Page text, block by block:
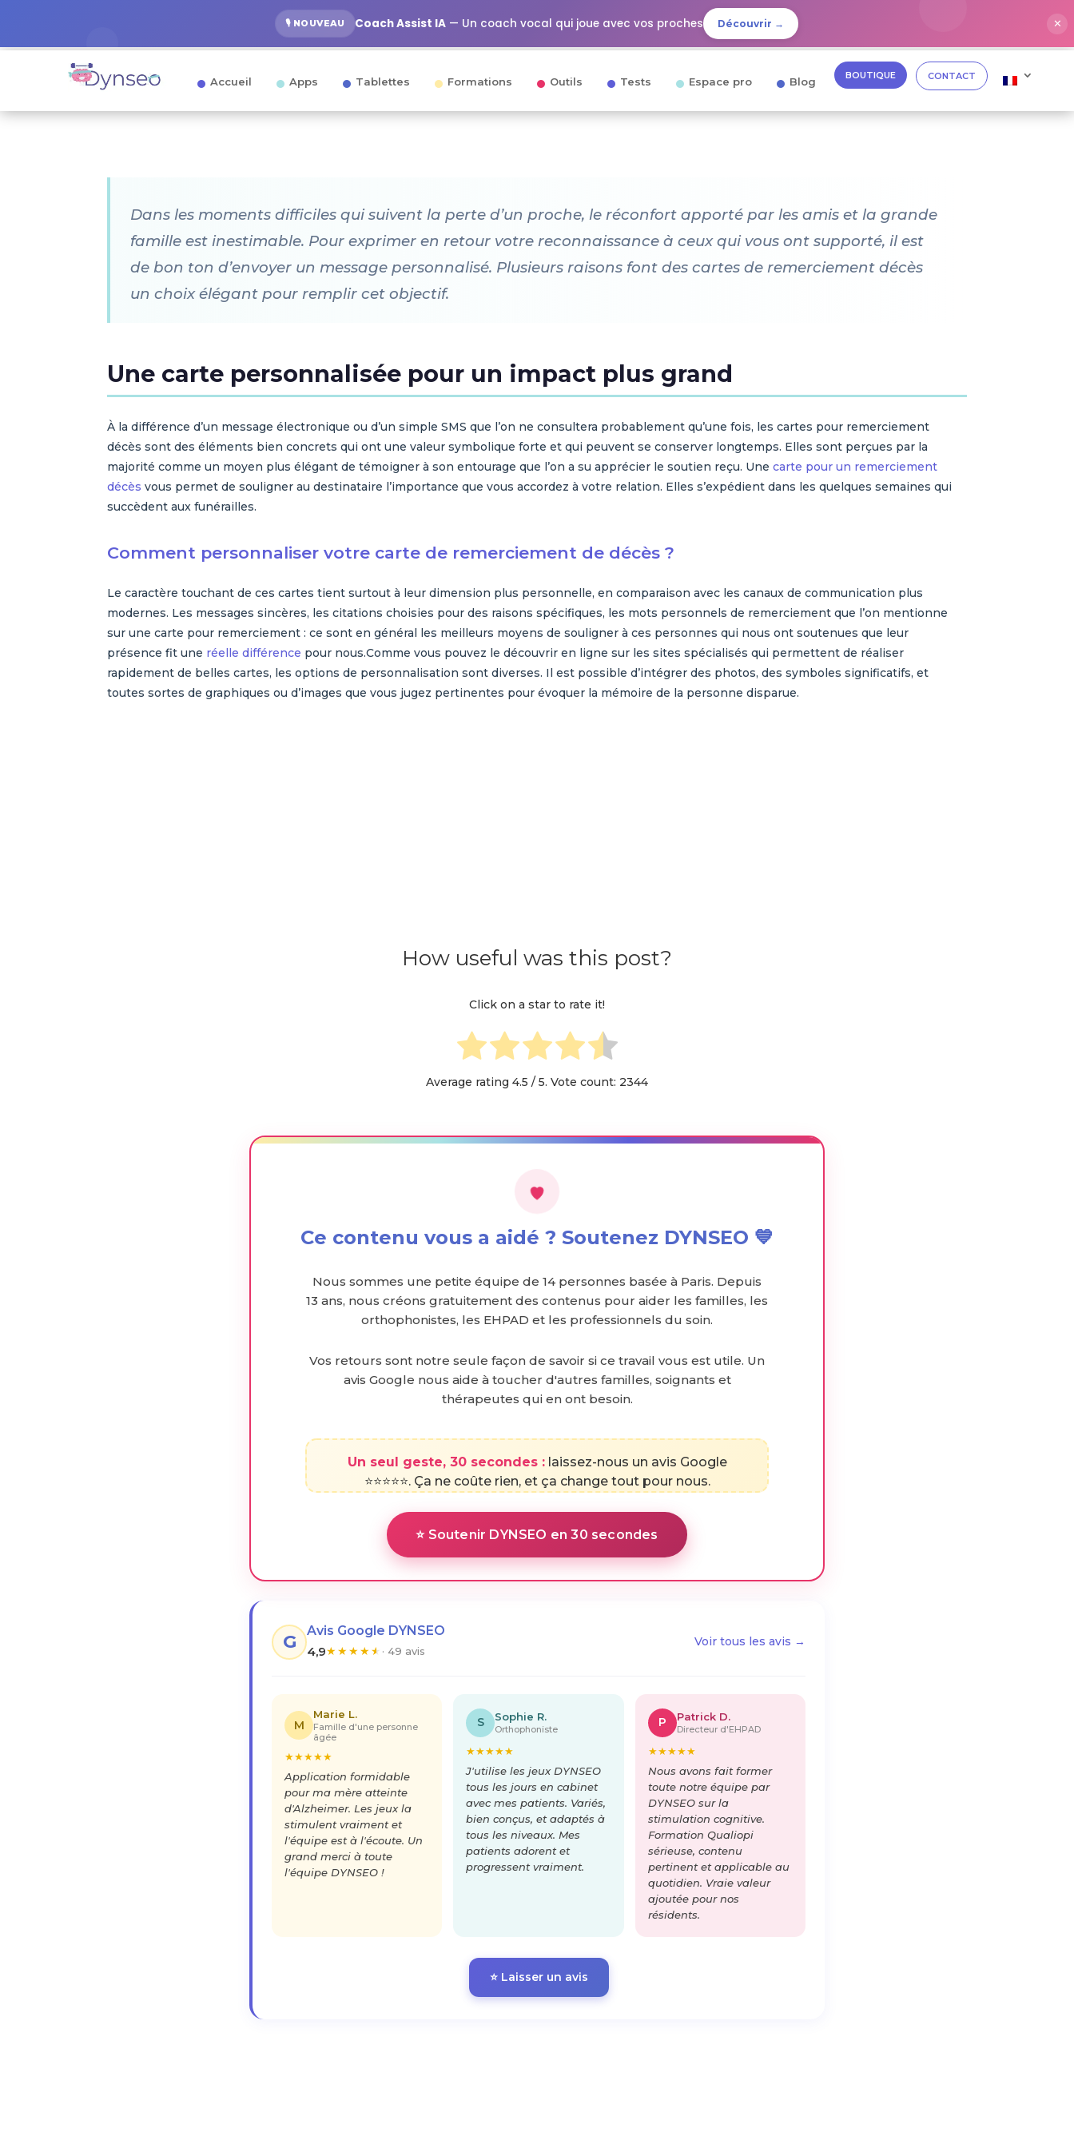
🎙️ NOUVEAU Coach Assist IA— Un coach vocal qui joue avec vos proches Découvrir → ✕
Accueil Apps Tablettes Formations Outils Tests Espace pro Blog BOUTIQUE CONTACT
Dans les moments difficiles qui suivent la perte d’un proche, le réconfort apporté par les amis et la grande
famille est inestimable. Pour exprimer en retour votre reconnaissance à ceux qui vous ont supporté, il est
de bon ton d’envoyer un message personnalisé. Plusieurs raisons font des cartes de remerciement décès
un choix élégant pour remplir cet objectif.
Une carte personnalisée pour un impact plus grand
À la différence d’un message électronique ou d’un simple SMS que l’on ne consultera probablement qu’une fois, les cartes pour remerciement
décès sont des éléments bien concrets qui ont une valeur symbolique forte et qui peuvent se conserver longtemps. Elles sont perçues par la
majorité comme un moyen plus élégant de témoigner à son entourage que l’on a su apprécier le soutien reçu. Unecarte pour un remerciement
décès vous permet de souligner au destinataire l’importance que vous accordez à votre relation. Elles s’expédient dans les quelques semaines qui
succèdent aux funérailles.
Comment personnaliser votre carte de remerciement de décès ?
Le caractère touchant de ces cartes tient surtout à leur dimension plus personnelle, en comparaison avec les canaux de communication plus
modernes. Les messages sincères, les citations choisies pour des raisons spécifiques, les mots personnels de remerciement que l’on mentionne
sur une carte pour remerciement : ce sont en général les meilleurs moyens de souligner à ces personnes qui nous ont soutenues que leur
présence fit une réelle différence pour nous.Comme vous pouvez le découvrir en ligne sur les sites spécialisés qui permettent de réaliser
rapidement de belles cartes, les options de personnalisation sont diverses. Il est possible d’intégrer des photos, des symboles significatifs, et
toutes sortes de graphiques ou d’images que vous jugez pertinentes pour évoquer la mémoire de la personne disparue.
How useful was this post?
Click on a star to rate it!
Average rating 4.5 / 5. Vote count: 2344
Ce contenu vous a aidé ? Soutenez DYNSEO 💙
Nous sommes une petite équipe de 14 personnes basée à Paris. Depuis
13 ans, nous créons gratuitement des contenus pour aider les familles, les
orthophonistes, les EHPAD et les professionnels du soin.
Vos retours sont notre seule façon de savoir si ce travail vous est utile. Un
avis Google nous aide à toucher d'autres familles, soignants et
thérapeutes qui en ont besoin.
Un seul geste, 30 secondes :laissez-nous un avis Google
⭐⭐⭐⭐⭐. Ça ne coûte rien, et ça change tout pour nous.
⭐ Soutenir DYNSEO en 30 secondes
G
Avis Google DYNSEO
4,9★★★★★ · 49 avis
Voir tous les avis →
M
Marie L.
Famille d'une personne
âgée
★★★★★
Application formidable
pour ma mère atteinte
d'Alzheimer. Les jeux la
stimulent vraiment et
l'équipe est à l'écoute. Un
grand merci à toute
l'équipe DYNSEO !
S Sophie R.
Orthophoniste
★★★★★
J'utilise les jeux DYNSEO
tous les jours en cabinet
avec mes patients. Variés,
bien conçus, et adaptés à
tous les niveaux. Mes
patients adorent et
progressent vraiment.
P Patrick D.
Directeur d'EHPAD
★★★★★
Nous avons fait former
toute notre équipe par
DYNSEO sur la
stimulation cognitive.
Formation Qualiopi
sérieuse, contenu
pertinent et applicable au
quotidien. Vraie valeur
ajoutée pour nos
résidents.
⭐ Laisser un avis